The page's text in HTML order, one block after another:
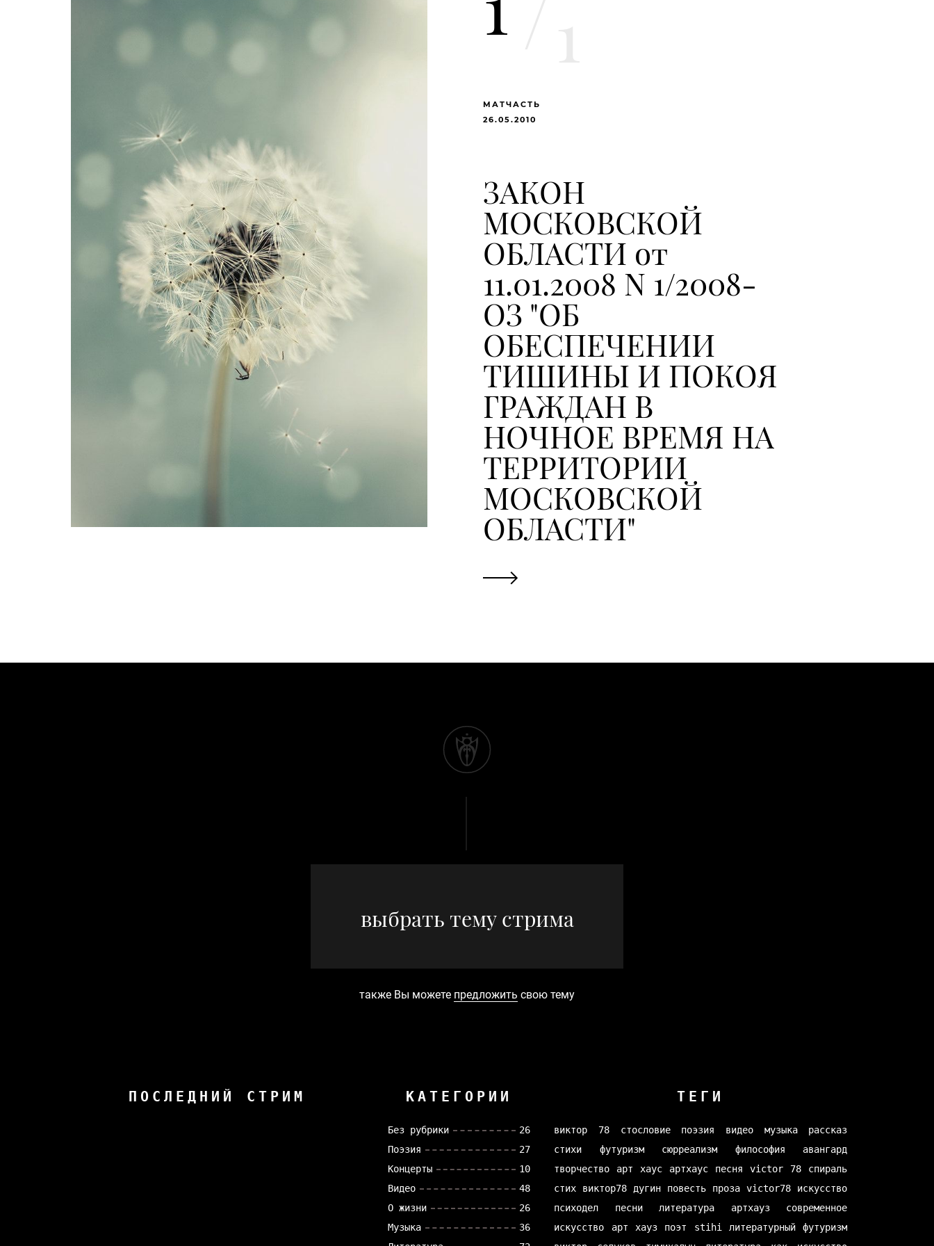
МАТЧАСТЬ
26.05.2010
ЗАКОН
МОСКОВСКОЙ
ОБЛАСТИ от
11.01.2008 N 1/2008-
ОЗ "ОБ
ОБЕСПЕЧЕНИИ
ТИШИНЫ И ПОКОЯ
ГРАЖДАН В
НОЧНОЕ ВРЕМЯ НА
ТЕРРИТОРИИ
МОСКОВСКОЙ
ОБЛАСТИ"
выбрать тему стрима
также Вы можете предложить свою тему
ПОСЛЕДНИЙ СТРИМ КАТЕГОРИИ
Без рубрики
26
Поэзия
27
Концерты
10
Видео
48
О жизни
26
Музыка
36
ТЕГИ
виктор 78 стословие поэзия видео музыка
рассказ
стихи
футуризм сюрреализм философия
авангард
творчество
арт хаус артхаус песня victor 78
спираль
стих
виктор78 дугин повесть проза victor78
искусство
психодел
песни литература артхауз
современное
искусство
арт хауз поэт stihi
литературный футуризм